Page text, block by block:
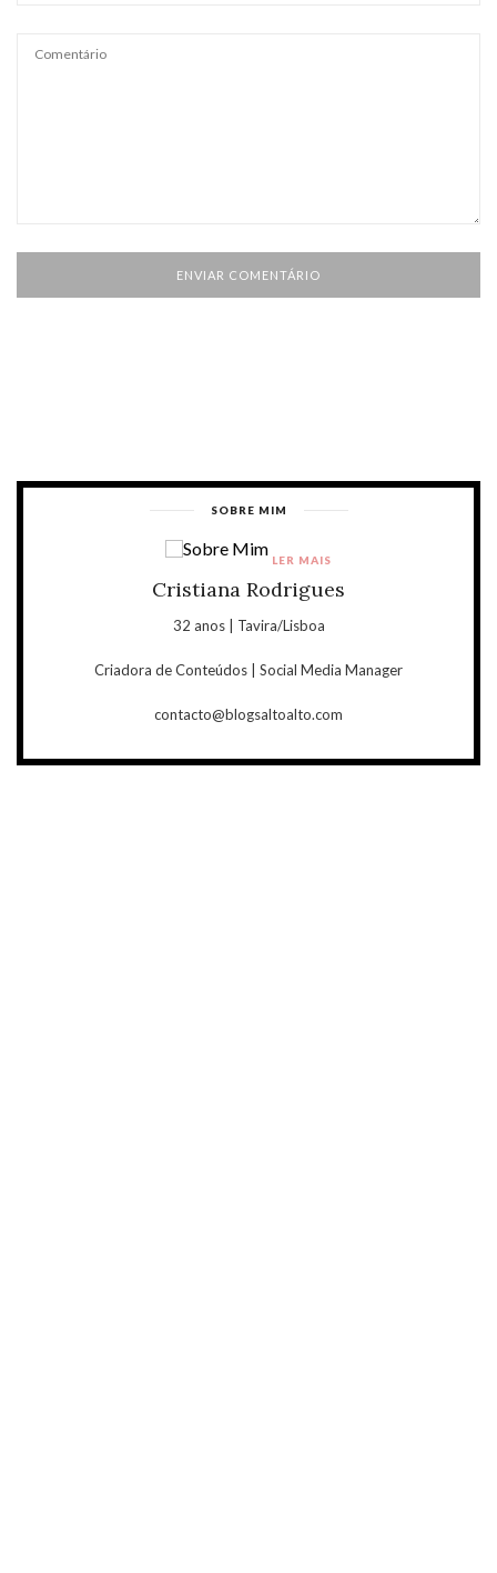
SOBRE MIM
Cristiana Rodrigues
32 anos | Tavira/Lisboa
Criadora de Conteúdos | Social Media Manager
contacto@blogsaltoalto.com
LER MAIS